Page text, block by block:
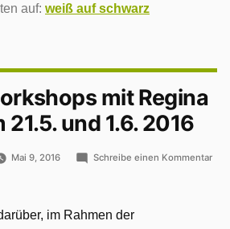
auf: weiß auf schwarz
mit Regina
und 1.6. 2016
Mai 9, 2016 Schreibe einen Kommentarzu
im Rahmen der